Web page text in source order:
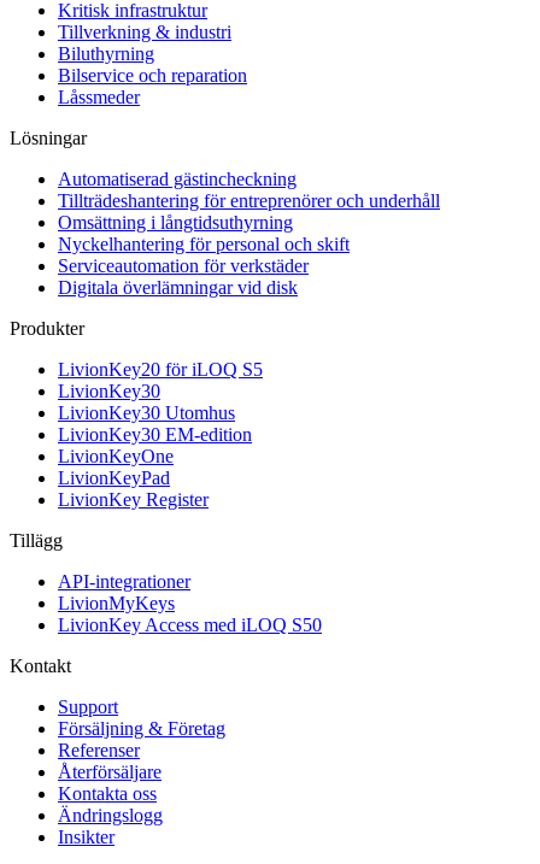
Kritisk infrastruktur
Tillverkning & industri
Biluthyrning
Bilservice och reparation
Låssmeder
Lösningar
Automatiserad gästincheckning
Tillträdeshantering för entreprenörer och underhåll
Omsättning i långtidsuthyrning
Nyckelhantering för personal och skift
Serviceautomation för verkstäder
Digitala överlämningar vid disk
Produkter
LivionKey20 för iLOQ S5
LivionKey30
LivionKey30 Utomhus
LivionKey30 EM-edition
LivionKeyOne
LivionKeyPad
LivionKey Register
Tillägg
API-integrationer
LivionMyKeys
LivionKey Access med iLOQ S50
Kontakt
Support
Försäljning & Företag
Referenser
Återförsäljare
Kontakta oss
Ändringslogg
Insikter